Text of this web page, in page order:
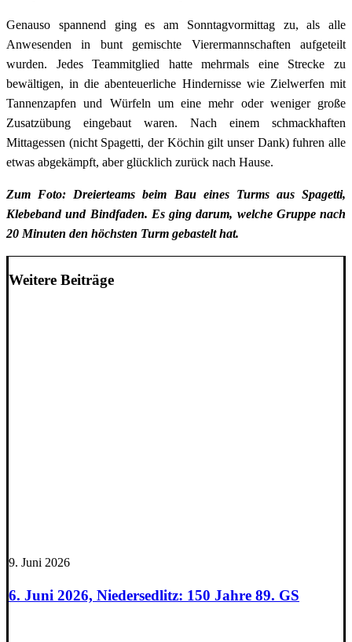
Genauso spannend ging es am Sonntagvormittag zu, als alle
Anwesenden in bunt gemischte Vierermannschaften aufgeteilt
wurden. Jedes Teammitglied hatte mehrmals eine Strecke zu
bewältigen, in die abenteuerliche Hindernisse wie Zielwerfen mit
Tannenzapfen und Würfeln um eine mehr oder weniger große
Zusatzübung eingebaut waren. Nach einem schmackhaften
Mittagessen (nicht Spagetti, der Köchin gilt unser Dank) fuhren alle
etwas abgekämpft, aber glücklich zurück nach Hause.
Zum Foto: Dreierteams beim Bau eines Turms aus Spagetti,
Klebeband und Bindfaden. Es ging darum, welche Gruppe nach
20 Minuten den höchsten Turm gebastelt hat.
Weitere Beiträge
9. Juni 2026
6. Juni 2026, Niedersedlitz: 150 Jahre 89. GS